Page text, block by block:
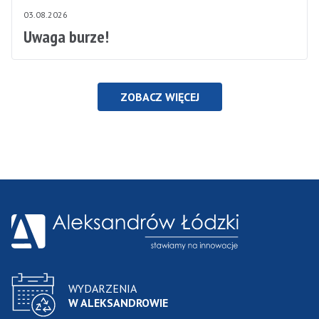
03.08.2026
Uwaga burze!
ZOBACZ WIĘCEJ
WYDARZENIA
W ALEKSANDROWIE